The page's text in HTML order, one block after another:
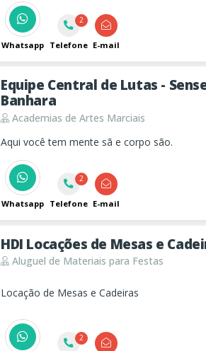
Whatsapp
2
Telefone E-mail
Equipe Central de Lutas -
Banhara
Academias de Artes Marciais
Aqui você tem mente sã e corpo são.
Whatsapp
2
Telefone E-mail
HDI Locações de Mesas e
Aluguel de Materiais para Festas
Locação de Mesas e Cadeiras
2